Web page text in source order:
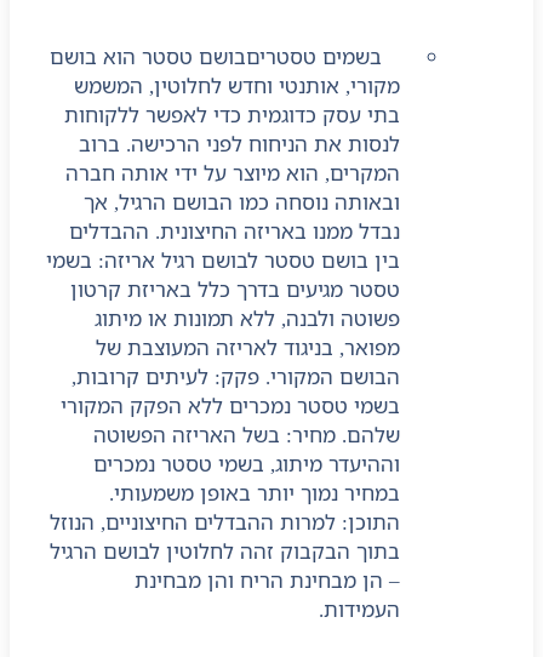
בשמים טסטריםבושם טסטר הוא בושם
מקורי, אותנטי וחדש לחלוטין, המשמש
בתי עסק כדוגמית כדי לאפשר ללקוחות
לנסות את הניחוח לפני הרכישה. ברוב
המקרים, הוא מיוצר על ידי אותה חברה
ובאותה נוסחה כמו הבושם הרגיל, אך
נבדל ממנו באריזה החיצונית. ההבדלים
בין בושם טסטר לבושם רגיל אריזה: בשמי
טסטר מגיעים בדרך כלל באריזת קרטון
פשוטה ולבנה, ללא תמונות או מיתוג
מפואר, בניגוד לאריזה המעוצבת של
הבושם המקורי. פקק: לעיתים קרובות,
בשמי טסטר נמכרים ללא הפקק המקורי
שלהם. מחיר: בשל האריזה הפשוטה
וההיעדר מיתוג, בשמי טסטר נמכרים
במחיר נמוך יותר באופן משמעותי.
התוכן: למרות ההבדלים החיצוניים, הנוזל
בתוך הבקבוק זהה לחלוטין לבושם הרגיל
– הן מבחינת הריח והן מבחינת
העמידות.